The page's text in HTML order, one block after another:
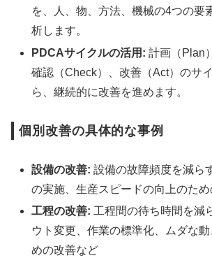
を、人、物、方法、機械の4つの要
析します。
PDCAサイクルの活用: 計画（Plan
確認（Check）、改善（Act）のサ
ら、継続的に改善を進めます。
個別改善の具体的な事例
設備の改善: 設備の故障頻度を減ら
の実施、生産スピードの向上のた
工程の改善: 工程間の待ち時間を減
ウト変更、作業の標準化、ムダな
めの改善など